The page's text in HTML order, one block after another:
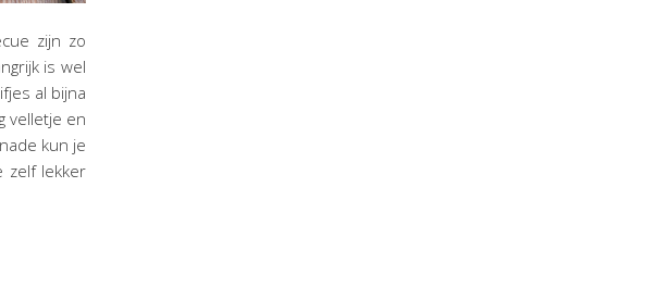
zijn zo
is wel
al bijna
velletje en
kun je
zelf lekker